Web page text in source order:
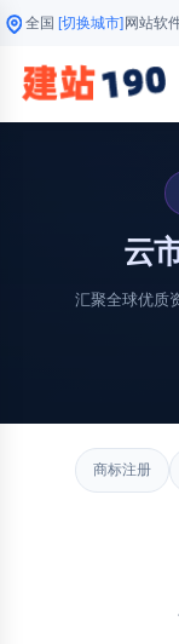
全国 [切换城市] 网站软
云
汇聚全球优质
商标注册